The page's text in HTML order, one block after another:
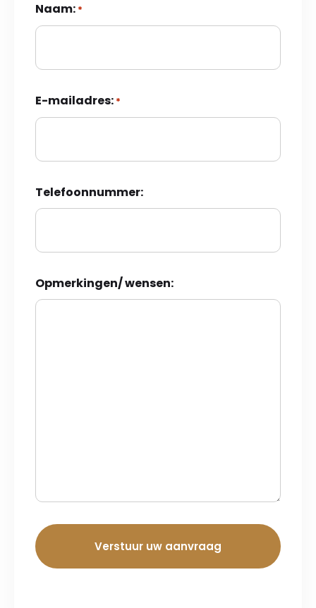
Naam: *
E-mailadres: *
Telefoonnummer:
Opmerkingen/ wensen: